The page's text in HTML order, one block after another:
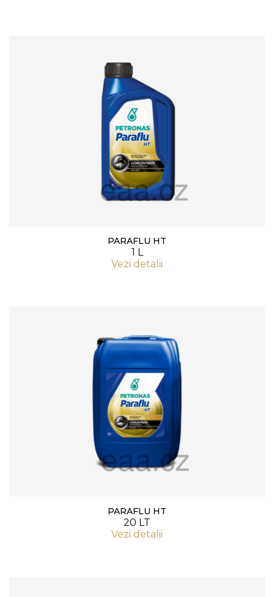
PARAFLU HT
1 L
Vezi detalii
PARAFLU HT
20 LT
Vezi detalii